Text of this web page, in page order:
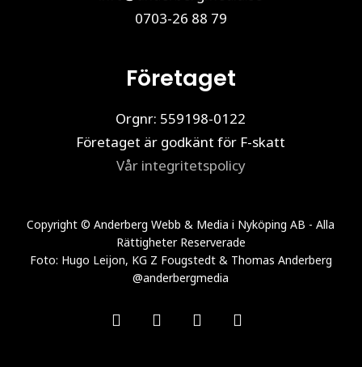
0703-26 88 79
Företaget
Orgnr: 559198-0122
Företaget är godkänt för F-skatt
Vår integritetspolicy
Copyright © Anderberg Webb & Media i Nyköping AB - Alla
Rättigheter Reserverade
Foto: Hugo Leijon, KG Z Fougstedt & Thomas Anderberg
@anderbergmedia
facebooklinkedin youtubeinstagram